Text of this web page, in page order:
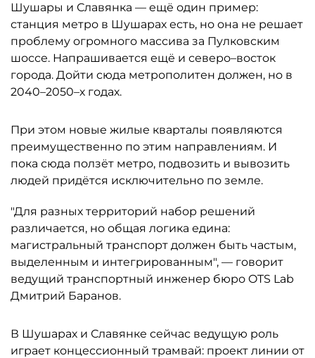
Шушары и Славянка — ещё один пример:
станция метро в Шушарах есть, но она не решает
проблему огромного массива за Пулковским
шоссе. Напрашивается ещё и северо–восток
города. Дойти сюда метрополитен должен, но в
2040–2050–х годах.
При этом новые жилые кварталы появляются
преимущественно по этим направлениям. И
пока сюда ползёт метро, подвозить и вывозить
людей придётся исключительно по земле.
"Для разных территорий набор решений
различается, но общая логика едина:
магистральный транспорт должен быть частым,
выделенным и интегрированным", — говорит
ведущий транспортный инженер бюро OTS Lab
Дмитрий Баранов.
В Шушарах и Славянке сейчас ведущую роль
играет концессионный трамвай: проект линии от